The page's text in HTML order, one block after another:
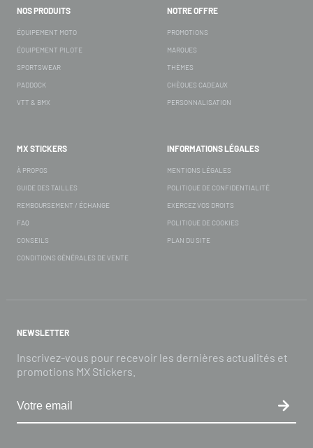
NOS PRODUITS
ÉQUIPEMENT MOTO
ÉQUIPEMENT PILOTE
SPORTSWEAR
PADDOCK
VTT & BMX
NOTRE OFFRE
PROMOTIONS
MARQUES
THÈMES
CHÈQUES CADEAUX
PERSONNALISATION
MX STICKERS
À PROPOS
GUIDE DES TAILLES
REMBOURSEMENT / ÉCHANGE
FAQ
CONSEILS
CONDITIONS GÉNÉRALES DE VENTE
INFORMATIONS LÉGALES
MENTIONS LÉGALES
POLITIQUE DE CONFIDENTIALITÉ
EXERCEZ VOS DROITS
POLITIQUE DE COOKIES
PLAN DU SITE
NEWSLETTER
Inscrivez-vous pour recevoir les dernières actualités et
promotions MX Stickers.